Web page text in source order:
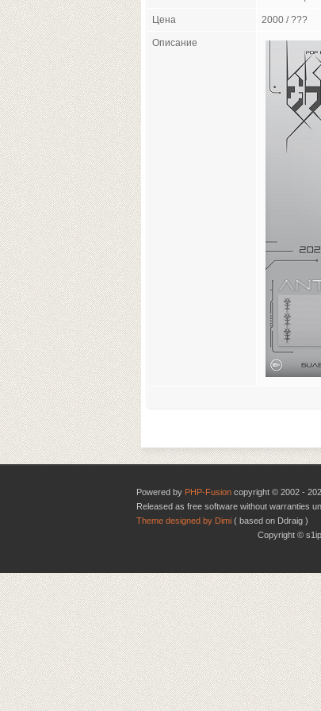
Цена 2000 / ???
Описание
Powered by PHP-Fusion copyright © 2002 -
Released as free software without warranties
Theme designed by Dimi ( based on Ddraig )
Copyright ©